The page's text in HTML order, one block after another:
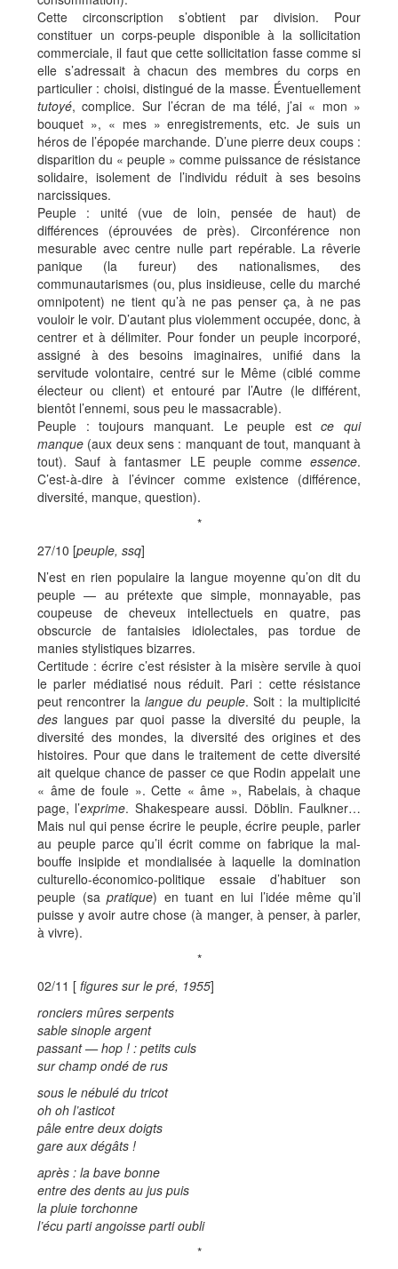
Cette circonscription s’obtient par division. Pour
constituer un corps-peuple disponible à la sollicitation
commerciale, il faut que cette sollicitation fasse comme si
elle s’adressait à chacun des membres du corps en
particulier : choisi, distingué de la masse. Éventuellement
tutoyé, complice. Sur l’écran de ma télé, j’ai « mon »
bouquet », « mes » enregistrements, etc. Je suis un
héros de l’épopée marchande. D’une pierre deux coups :
disparition du « peuple » comme puissance de résistance
solidaire, isolement de l’individu réduit à ses besoins
narcissiques.
Peuple : unité (vue de loin, pensée de haut) de
différences (éprouvées de près). Circonférence non
mesurable avec centre nulle part repérable. La rêverie
panique (la fureur) des nationalismes, des
communautarismes (ou, plus insidieuse, celle du marché
omnipotent) ne tient qu’à ne pas penser ça, à ne pas
vouloir le voir. D’autant plus violemment occupée, donc, à
centrer et à délimiter. Pour fonder un peuple incorporé,
assigné à des besoins imaginaires, unifié dans la
servitude volontaire, centré sur le Même (ciblé comme
électeur ou client) et entouré par l’Autre (le différent,
bientôt l’ennemi, sous peu le massacrable).
Peuple : toujours manquant. Le peuple estce qui
manque (aux deux sens : manquant de tout, manquant à
tout). Sauf à fantasmer LE peuple comme essence.
C’est-à-dire à l’évincer comme existence (différence,
diversité, manque, question).
*
27/10 [peuple, ssq]
N’est en rien populaire la langue moyenne qu’on dit du
peuple — au prétexte que simple, monnayable, pas
coupeuse de cheveux intellectuels en quatre, pas
obscurcie de fantaisies idiolectales, pas tordue de
manies stylistiques bizarres.
Certitude : écrire c’est résister à la misère servile à quoi
le parler médiatisé nous réduit. Pari : cette résistance
peut rencontrer la langue du peuple. Soit : la multiplicité
des langues par quoi passe la diversité du peuple, la
diversité des mondes, la diversité des origines et des
histoires. Pour que dans le traitement de cette diversité
ait quelque chance de passer ce que Rodin appelait une
« âme de foule ». Cette « âme », Rabelais, à chaque
page, l’exprime. Shakespeare aussi. Döblin. Faulkner…
Mais nul qui pense écrire le peuple, écrire peuple, parler
au peuple parce qu’il écrit comme on fabrique la mal-
bouffe insipide et mondialisée à laquelle la domination
culturello-économico-politique essaie d’habituer son
peuple (sapratique) en tuant en lui l’idée même qu’il
puisse y avoir autre chose (à manger, à penser, à parler,
à vivre).
*
02/11 [ figures sur le pré, 1955]
ronciers mûres serpents
sable sinople argent
passant — hop ! : petits culs
sur champ ondé de rus
sous le nébulé du tricot
oh oh l’asticot
pâle entre deux doigts
gare aux dégâts !
après : la bave bonne
entre des dents au jus puis
la pluie torchonne
l’écu parti angoisse parti oubli
*